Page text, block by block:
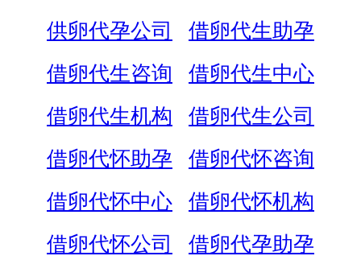
供卵代孕公司
借卵代生助孕
借卵代生咨询
借卵代生中心
借卵代生机构
借卵代生公司
借卵代怀助孕
借卵代怀咨询
借卵代怀中心
借卵代怀机构
借卵代怀公司
借卵代孕助孕